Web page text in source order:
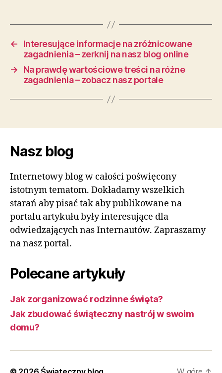
←
Interesujące informacje na zróżnicowane
zagadnienia – zerknij na nasz blog online
→
Na prawdę wartościowe treści na różne
zagadnienia – zobacz nasz portale
Nasz blog
Internetowy blog w całości poświęcony
istotnym tematom. Dokładamy wszelkich
starań aby pisać tak aby publikowane na
portalu artykułu były interesujące dla
odwiedzających nas Internautów. Zapraszamy
na nasz portal.
Polecane artykuły
Jak zorganizować rodzinne święta?
Jak zbudować świąteczny nastrój w swoim
domu?